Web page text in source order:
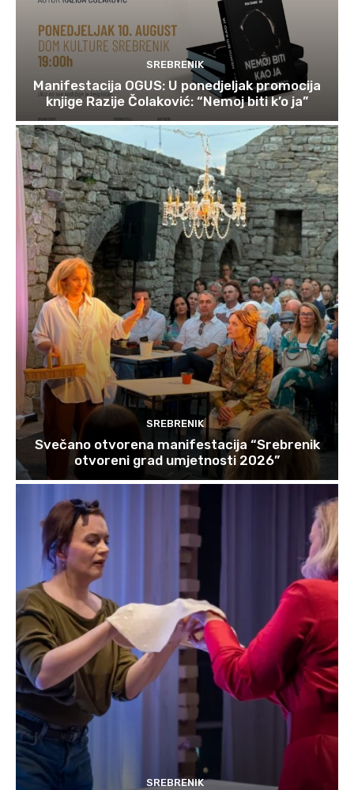
SREBRENIK
Manifestacija OGUS: U ponedjeljak promocija
knjige Razije Čolaković: “Nemoj biti k’o ja”
SREBRENIK
Svečano otvorena manifestacija “Srebrenik
otvoreni grad umjetnosti 2026”
SREBRENIK